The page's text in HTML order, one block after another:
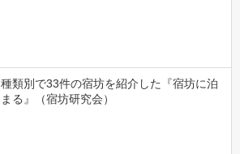
種類別で33件の宿坊を紹介した『宿坊に泊
まる』（宿坊研究会）